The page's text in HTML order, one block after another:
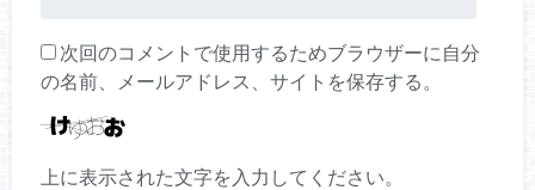
次回のコメントで使用するためブラウザーに自分
の名前、メールアドレス、サイトを保存する。
上に表示された文字を入力してください。